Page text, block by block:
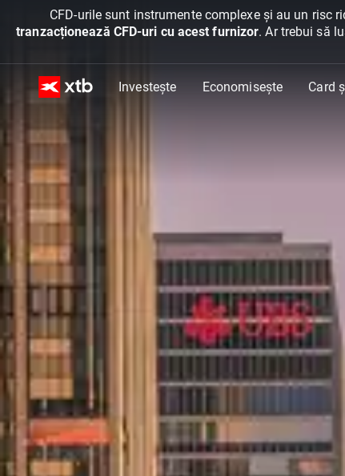
CFD-urile sunt instrumente complexe și au un risc
tranzacționează CFD-uri cu acest furnizor. Ar trebui să
Investește Economisește Card